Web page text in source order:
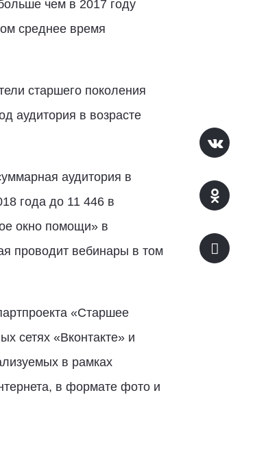
чем в 2017 году
среднее время
старшего поколения
аудитория в возрасте
аудитория в
года до 11 446 в
окно помощи» в
проводит вебинары в том
«Старшее
сетях «Вконтакте» и
в рамках
в формате фото и